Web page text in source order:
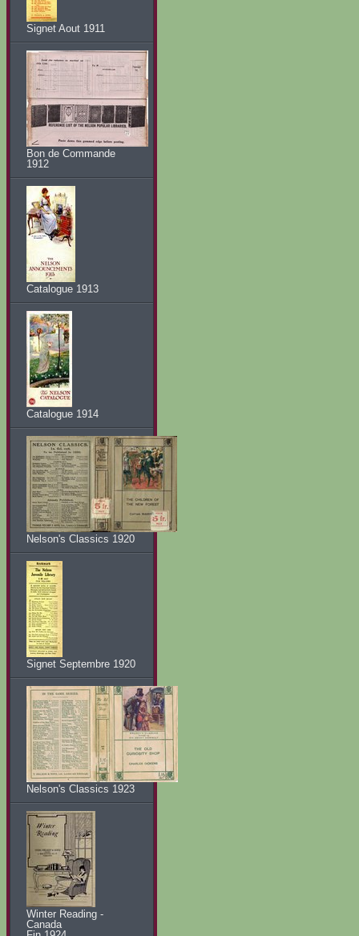
Signet Aout 1911
Bon de Commande
1912
Catalogue 1913
Catalogue 1914
Nelson's Classics 1920
Signet Septembre 1920
Nelson's Classics 1923
Winter Reading -
Canada